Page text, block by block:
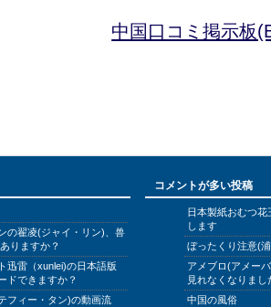
中国口コミ掲示板
の翟凌(ジャイ・リン)、兽
りますか？
迅雷（xunlei)の日本語版
ドできますか？
フィー・タン)の動画流
コメントが多い投稿
日本製紙おむつ
します
ぼったくり注意(
アメブロ(アメー
見れなくなりまし
中国の風俗